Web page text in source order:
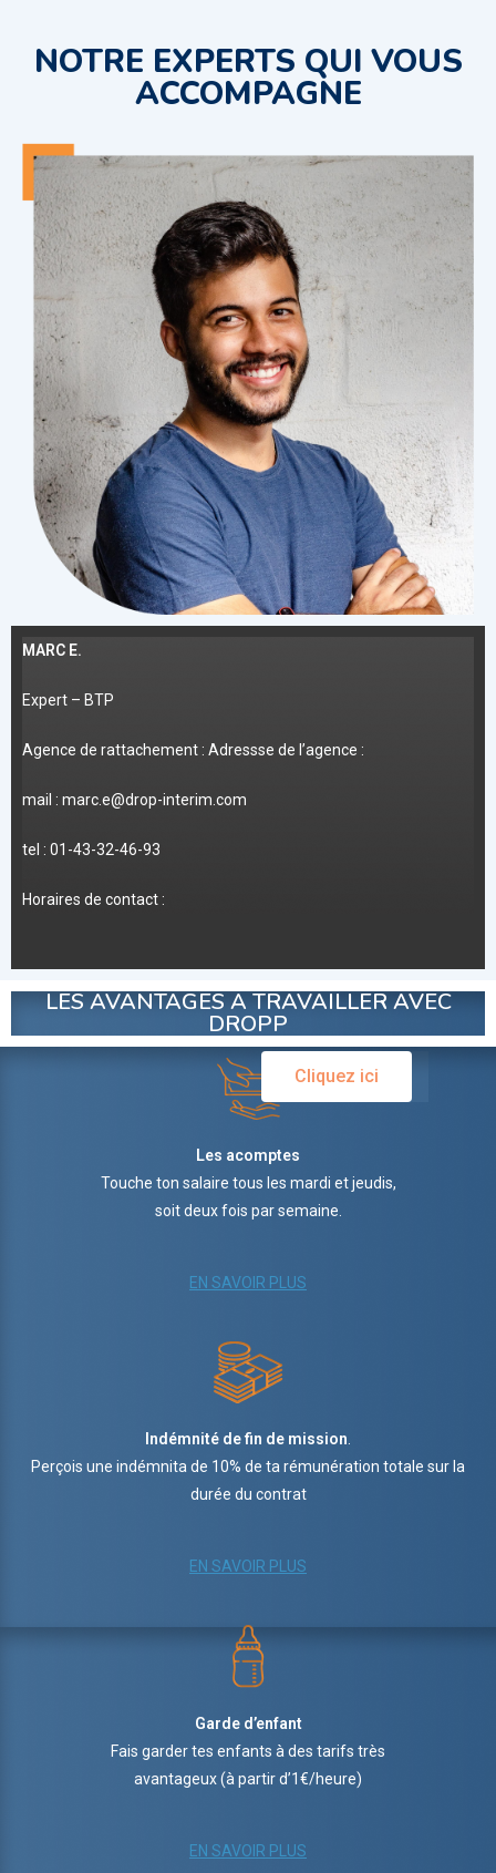
NOTRE EXPERTS QUI VOUS
ACCOMPAGNE
MARC E.
Expert – BTP
Agence de rattachement : Adressse de l’agence :
mail : marc.e@drop-interim.com
tel : 01-43-32-46-93
Horaires de contact :
Cliquez ici
LES AVANTAGES A TRAVAILLER AVEC
DROPP
Les acomptes
Touche ton salaire tous les mardi et jeudis,
soit deux fois par semaine.
EN SAVOIR PLUS
Indémnité de fin de mission.
Perçois une indémnita de 10% de ta rémunération totale sur la
durée du contrat
EN SAVOIR PLUS
Garde d’enfant
Fais garder tes enfants à des tarifs très
avantageux (à partir d’1€/heure)
EN SAVOIR PLUS